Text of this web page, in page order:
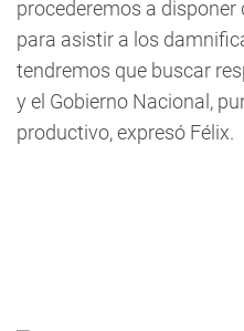
procederemos a
para asistir a los
tendremos que buscar
y el Gobierno Nacional,
productivo, expresó Félix.